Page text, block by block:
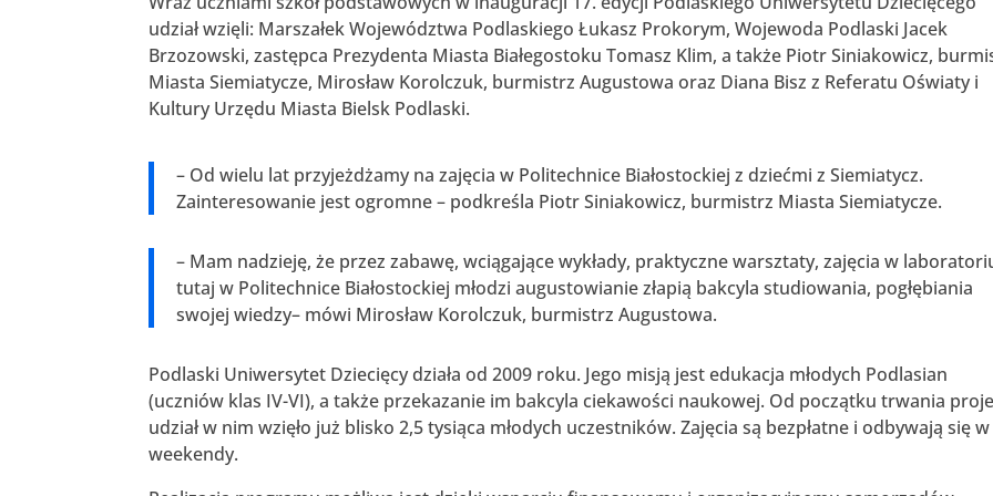
udział wzięli: Marszałek Województwa Podlaskiego Łukasz Prokorym, Wojewoda Podlaski Jacek
Brzozowski, zastępca Prezydenta Miasta Białegostoku Tomasz Klim, a także Piotr Siniakowicz,
Miasta Siemiatycze, Mirosław Korolczuk, burmistrz Augustowa oraz Diana Bisz z Referatu Oświaty i
Kultury Urzędu Miasta Bielsk Podlaski.
– Od wielu lat przyjeżdżamy na zajęcia w Politechnice Białostockiej z dziećmi z Siemiatycz.
Zainteresowanie jest ogromne – podkreśla Piotr Siniakowicz, burmistrz Miasta Siemiatycze.
– Mam nadzieję, że przez zabawę, wciągające wykłady, praktyczne warsztaty, zajęcia w
tutaj w Politechnice Białostockiej młodzi augustowianie złapią bakcyla studiowania, pogłębiania
swojej wiedzy– mówi Mirosław Korolczuk, burmistrz Augustowa.
Podlaski Uniwersytet Dziecięcy działa od 2009 roku. Jego misją jest edukacja młodych Podlasian
(uczniów klas IV-VI), a także przekazanie im bakcyla ciekawości naukowej. Od początku trwania
udział w nim wzięło już blisko 2,5 tysiąca młodych uczestników. Zajęcia są bezpłatne i odbywają się w
weekendy.